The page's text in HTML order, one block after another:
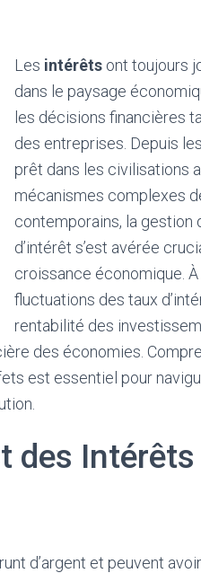
Les intérêts ont toujours
dans le paysage
les décisions financières
des entreprises. Depuis
prêt dans les civilisations
mécanismes complexes
contemporains, la gestion
d’intérêt s’est avérée
croissance économique.
fluctuations des taux
rentabilité des
des économies.
est essentiel pour
des
d’argent et peuvent